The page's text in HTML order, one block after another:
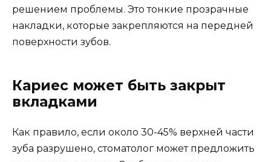
решением проблемы. Это тонкие прозрачные
накладки, которые закрепляются на передней
поверхности зубов.
Кариес может быть закрыт
вкладками
Как правило, если около 30-45% верхней части
зуба разрушено, стоматолог может предложить